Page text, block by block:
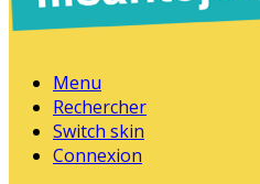
Menu
Rechercher
Switch skin
Connexion